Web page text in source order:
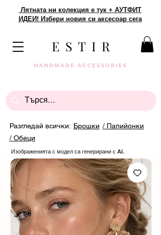
Лятната ни колекция е тук + АУТФИТ
ИДЕИ! Избери новия си аксесоар сега
E S T I R
Разгледай всички: Брошки / Папийонки
/ Обеци
Изображенията с модел са генерирани с AI.